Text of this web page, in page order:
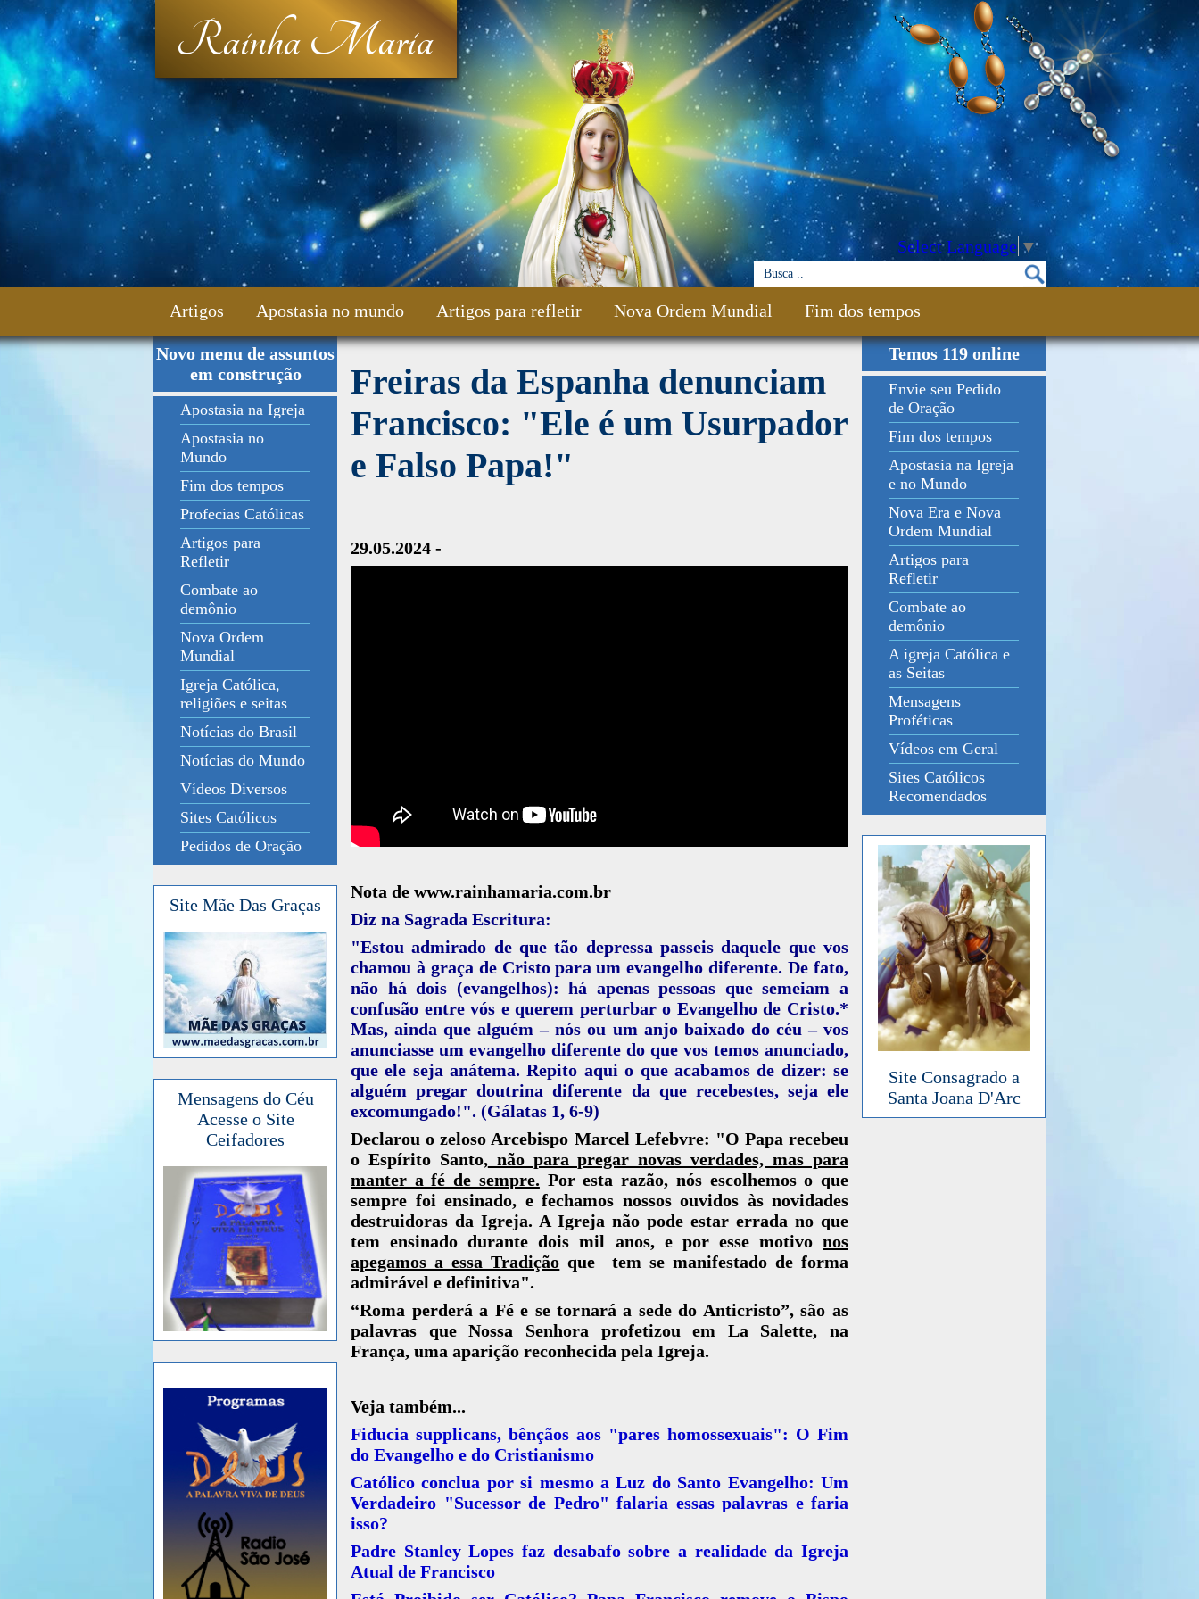
Rainha Maria
Select Language ▼
Artigos Apostasia no mundo Artigos para refletir Nova Ordem Mundial Fim dos tempos
Fale Conosco
Novo menu de assuntos
em construção
Apostasia na Igreja
Apostasia no
Mundo
Fim dos tempos
Profecias Católicas
Artigos para
Refletir
Combate ao
demônio
Nova Ordem
Mundial
Igreja Católica,
religiões e seitas
Notícias do Brasil
Notícias do Mundo
Vídeos Diversos
Sites Católicos
Pedidos de Oração
Site Mãe Das Graças
Mensagens do Céu
Acesse o Site
Ceifadores
Freiras da Espanha denunciam
Francisco: "Ele é um Usurpador
e Falso Papa!"
29.05.2024 -
Nota de www.rainhamaria.com.br
Diz na Sagrada Escritura:
"Estou admirado de que tão depressa passeis daquele que vos
chamou à graça de Cristo para um evangelho diferente. De fato,
não há dois (evangelhos): há apenas pessoas que semeiam a
confusão entre vós e querem perturbar o Evangelho de Cristo.*
Mas, ainda que alguém – nós ou um anjo baixado do céu – vos
anunciasse um evangelho diferente do que vos temos anunciado,
que ele seja anátema. Repito aqui o que acabamos de dizer: se
alguém pregar doutrina diferente da que recebestes, seja ele
excomungado!". (Gálatas 1, 6-9)
Declarou o zeloso Arcebispo Marcel Lefebvre: "O Papa recebeu
o Espírito Santo,não para pregar novas verdades, mas para
manter a fé de sempre. Por esta razão, nós escolhemos o que
sempre foi ensinado, e fechamos nossos ouvidos às novidades
destruidoras da Igreja. A Igreja não pode estar errada no que
tem ensinado durante dois mil anos, e por esse motivo nos
apegamos a essa Tradição que tem se manifestado de forma
admirável e definitiva".
“Roma perderá a Fé e se tornará a sede do Anticristo”, são as
palavras que Nossa Senhora profetizou em La Salette, na
França, uma aparição reconhecida pela Igreja.
Veja também...
Fiducia supplicans, bênçãos aos "pares homossexuais": O Fim
do Evangelho e do Cristianismo
Católico conclua por si mesmo a Luz do Santo Evangelho: Um
Verdadeiro "Sucessor de Pedro" falaria essas palavras e faria
isso?
Padre Stanley Lopes faz desabafo sobre a realidade da Igreja
Atual de Francisco
Temos 119 online
Envie seu Pedido
de Oração
Fim dos tempos
Apostasia na Igreja
e no Mundo
Nova Era e Nova
Ordem Mundial
Artigos para
Refletir
Combate ao
demônio
A igreja Católica e
as Seitas
Mensagens
Proféticas
Vídeos em Geral
Sites Católicos
Recomendados
Site Consagrado a
Santa Joana D'Arc